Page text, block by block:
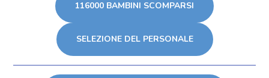
116000 BAMBINI SCOMPARSI
SELEZIONE DEL PERSONALE